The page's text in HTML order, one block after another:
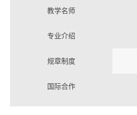
教学名师
专业介绍
规章制度
国际合作